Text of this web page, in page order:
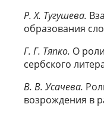
Р. Х. Тугушева.
образования
Г. Г. Тяпко. О
сербского
В. В. Усачева.
возрождения в